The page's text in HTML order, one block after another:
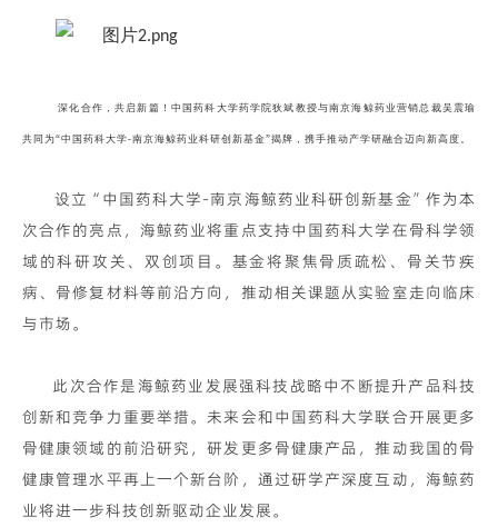
深化合作，共启新篇！中国药科大学药学院狄斌教授与南京海鲸药业营销总裁吴震瑜
共同为“中国药科大学-南京海鲸药业科研创新基金”揭牌，携手推动产学研融合迈向新高度。
设立“中国药科大学-南京海鲸药业科研创新基金”作为本
次合作的亮点，海鲸药业将重点支持中国药科大学在骨科学领
域的科研攻关、双创项目。基金将聚焦骨质疏松、骨关节疾
病、骨修复材料等前沿方向，推动相关课题从实验室走向临床
与市场。
此次合作是海鲸药业发展强科技战略中不断提升产品科技
创新和竞争力重要举措。未来会和中国药科大学联合开展更多
骨健康领域的前沿研究，研发更多骨健康产品，推动我国的骨
健康管理水平再上一个新台阶，通过研学产深度互动，海鲸药
业将进一步科技创新驱动企业发展。